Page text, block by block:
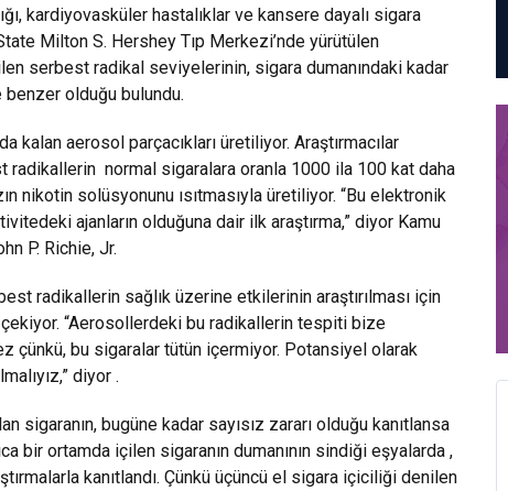
kardiyovasküler hastalıklar ve kansere dayalı sigara
Milton S. Hershey Tıp Merkezi’nde yürütülen
serbest radikal seviyelerinin, sigara dumanındaki kadar
olduğu bulundu.
kalan aerosol parçacıkları üretiliyor. Araştırmacılar
normal sigaralara oranla 1000 ila 100 kat daha
nikotin solüsyonunu ısıtmasıyla üretiliyor. “Bu elektronik
ajanların olduğuna dair ilk araştırma,” diyor Kamu
P. Richie, Jr.
radikallerin sağlık üzerine etkilerinin araştırılması için
“Aerosollerdeki bu radikallerin tespiti bize
çünkü, bu sigaralar tütün içermiyor. Potansiyel olarak
diyor .
sigaranın, bugüne kadar sayısız zararı olduğu kanıtlansa
bir ortamda içilen sigaranın dumanının sindiği eşyalarda ,
kanıtlandı. Çünkü üçüncü el sigara içiciliği denilen